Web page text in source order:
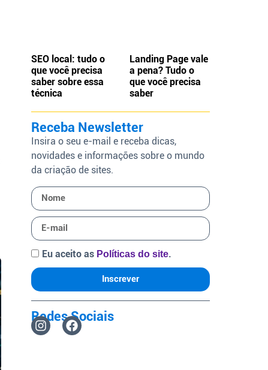
SEO local: tudo o
que você precisa
saber sobre essa
técnica
Landing Page vale
a pena? Tudo o
que você precisa
saber
Receba Newsletter
Insira o seu e-mail e receba dicas,
novidades e informações sobre o mundo
da criação de sites.
Eu aceito as Políticas do site.
Inscrever
Redes Sociais